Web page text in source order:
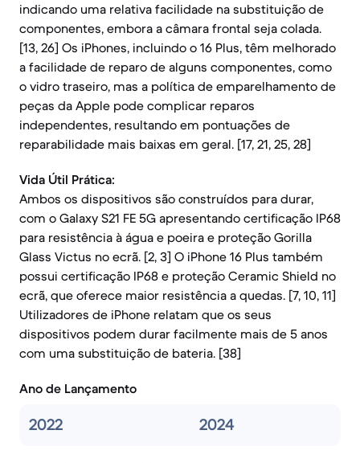
indicando uma relativa facilidade na substituição de
componentes, embora a câmara frontal seja colada.
[13, 26] Os iPhones, incluindo o 16 Plus, têm melhorado
a facilidade de reparo de alguns componentes, como
o vidro traseiro, mas a política de emparelhamento de
peças da Apple pode complicar reparos
independentes, resultando em pontuações de
reparabilidade mais baixas em geral. [17, 21, 25, 28]
Vida Útil Prática:
Ambos os dispositivos são construídos para durar,
com o Galaxy S21 FE 5G apresentando certificação IP68
para resistência à água e poeira e proteção Gorilla
Glass Victus no ecrã. [2, 3] O iPhone 16 Plus também
possui certificação IP68 e proteção Ceramic Shield no
ecrã, que oferece maior resistência a quedas. [7, 10, 11]
Utilizadores de iPhone relatam que os seus
dispositivos podem durar facilmente mais de 5 anos
com uma substituição de bateria. [38]
Ano de Lançamento
2022 2024